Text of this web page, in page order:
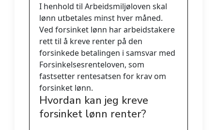
I henhold til Arbeidsmiljøloven skal
lønn utbetales minst hver måned.
Ved forsinket lønn har arbeidstakere
rett til å kreve renter på den
forsinkede betalingen i samsvar med
Forsinkelsesrenteloven, som
fastsetter rentesatsen for krav om
forsinket lønn.
Hvordan kan jeg kreve
forsinket lønn renter?